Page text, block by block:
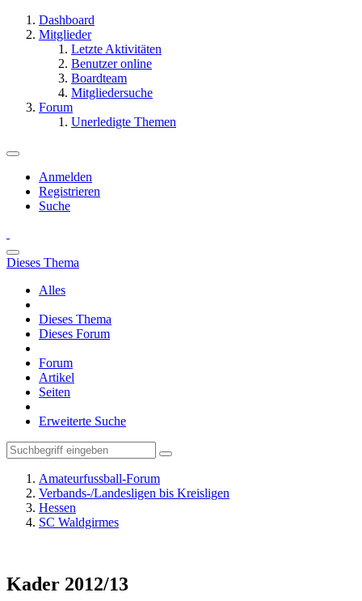
Dashboard
Mitglieder
Letzte Aktivitäten
Benutzer online
Boardteam
Mitgliedersuche
Forum
Unerledigte Themen
Anmelden
Registrieren
Suche
Dieses Thema
Alles
Dieses Thema
Dieses Forum
Forum
Artikel
Seiten
Erweiterte Suche
Amateurfussball-Forum
Verbands-/Landesligen bis Kreisligen
Hessen
SC Waldgirmes
Kader 2012/13